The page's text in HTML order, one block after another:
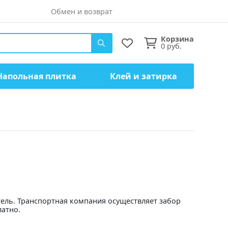
Обмен и возврат
Корзина
0 руб.
плитка Клей и затирка
Транспортная компания осуществляет забор